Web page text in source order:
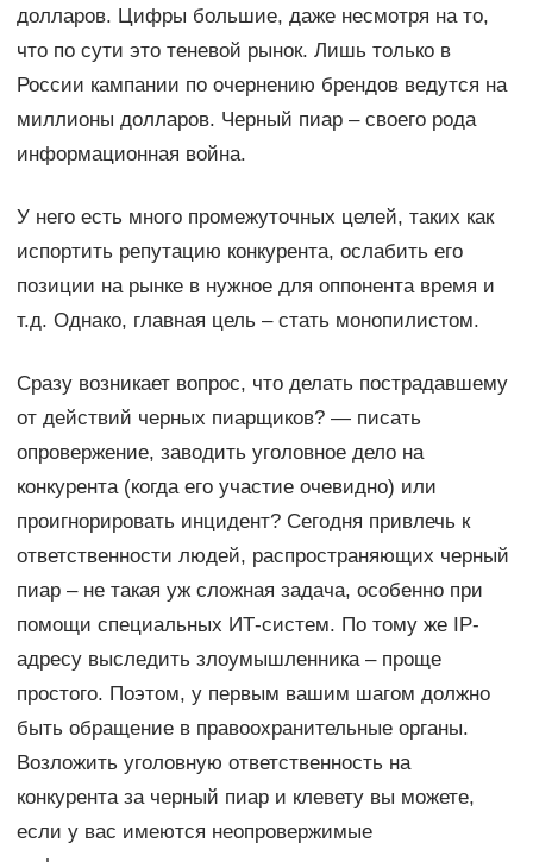
долларов. Цифры большие, даже несмотря на то,
что по сути это теневой рынок. Лишь только в
России кампании по очернению брендов ведутся на
миллионы долларов. Черный пиар – своего рода
информационная война.
У него есть много промежуточных целей, таких как
испортить репутацию конкурента, ослабить его
позиции на рынке в нужное для оппонента время и
т.д. Однако, главная цель – стать монопилистом.
Сразу возникает вопрос, что делать пострадавшему
от действий черных пиарщиков? — писать
опровержение, заводить уголовное дело на
конкурента (когда его участие очевидно) или
проигнорировать инцидент? Сегодня привлечь к
ответственности людей, распространяющих черный
пиар – не такая уж сложная задача, особенно при
помощи специальных ИТ-систем. По тому же IP-
адресу выследить злоумышленника – проще
простого. Поэтом, у первым вашим шагом должно
быть обращение в правоохранительные органы.
Возложить уголовную ответственность на
конкурента за черный пиар и клевету вы можете,
если у вас имеются неопровержимые